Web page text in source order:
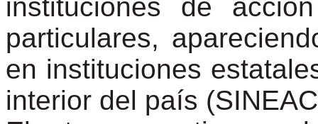
instituciones de
particulares,
en instituciones
interior del país